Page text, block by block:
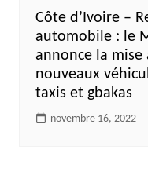
Côte d’Ivoire –
automobile : le
annonce la
nouveaux
taxis et gbakas
novembre 16, 2022